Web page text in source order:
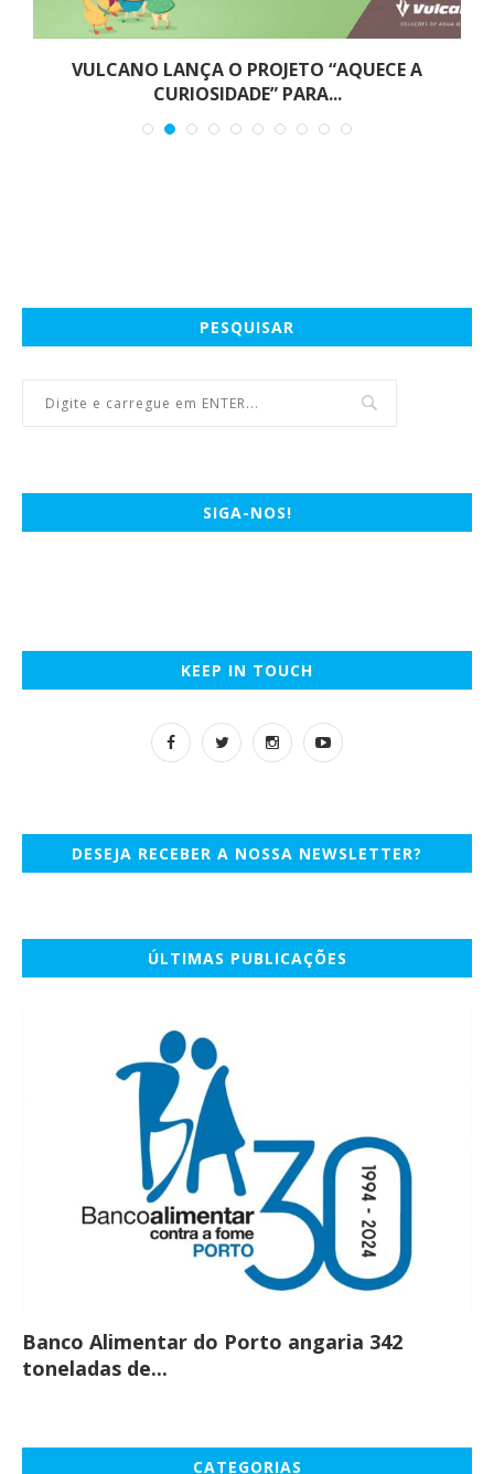
VULCANO LANÇA O PROJETO “AQUECE A
CURIOSIDADE” PARA...
PESQUISAR
SIGA-NOS!
KEEP IN TOUCH
DESEJA RECEBER A NOSSA NEWSLETTER?
ÚLTIMAS PUBLICAÇÕES
Banco Alimentar do Porto angaria 342
toneladas de...
CATEGORIAS